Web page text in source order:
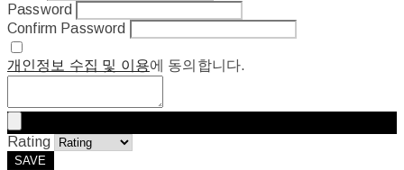
Password
Confirm Password
개인정보 수집 및 이용에 동의합니다.
Rating
SAVE